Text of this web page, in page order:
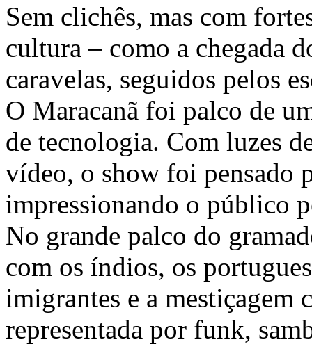
Sem clichês, mas com
cultura – como a chegada
caravelas, seguidos pelos
O Maracanã foi palco de
de tecnologia. Com luzes
vídeo, o show foi pensado
impressionando o público
No grande palco do
com os índios, os
imigrantes e a mestiçagem
representada por funk,